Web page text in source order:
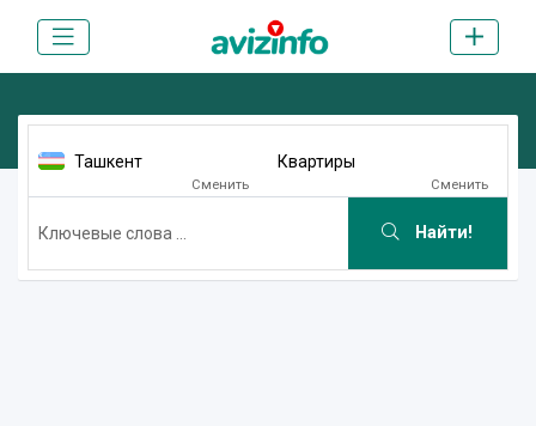
Ташкент
Сменить
Квартиры
Сменить
Найти!